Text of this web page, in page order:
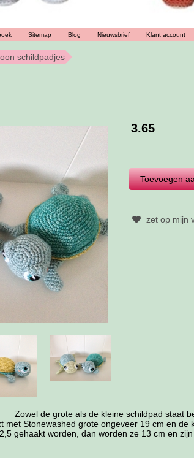
Sitemap Blog Nieuwsbrief Klant account
schildpadjes
3.65
zet op mijn
Zowel de grote als de kleine schildpad staat
met Stonewashed grote ongeveer 19 cm en de
gehaakt worden, dan worden ze 13 cm en